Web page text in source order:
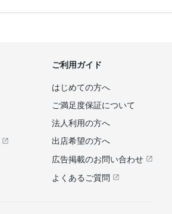
ご利用ガイド
はじめての方へ
ご満足度保証について
法人利用の方へ
出店希望の方へ
広告掲載のお問い合わせ
よくあるご質問